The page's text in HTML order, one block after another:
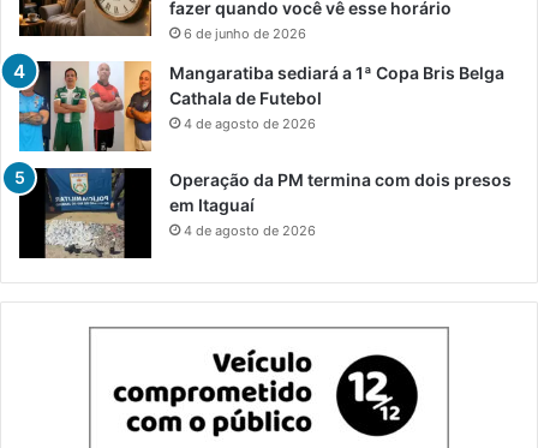
fazer quando você vê esse horário
6 de junho de 2026
Mangaratiba sediará a 1ª Copa Bris Belga
Cathala de Futebol
4 de agosto de 2026
Operação da PM termina com dois presos
em Itaguaí
4 de agosto de 2026